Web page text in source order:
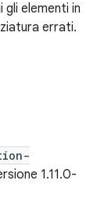
gli elementi in
errati.
1.11.0-